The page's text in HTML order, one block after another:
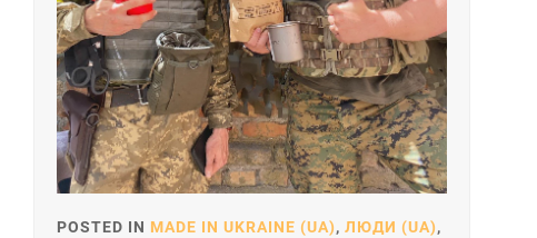
POSTED IN MADE IN UKRAINE (UA), ЛЮДИ (UA),